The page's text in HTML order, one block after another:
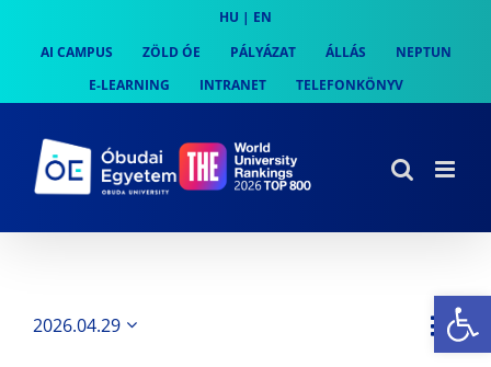
content
HU | EN
AI CAMPUS
ZÖLD ÓE PÁLYÁZAT ÁLLÁS
NEPTUN
E-LEARNING
INTRANET TELEFONKÖNYV
Nap
2026.04.29